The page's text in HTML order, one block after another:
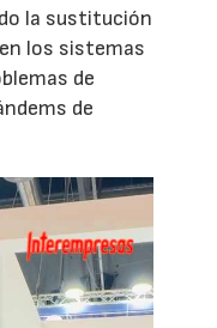
la sustitución
los sistemas
de
de